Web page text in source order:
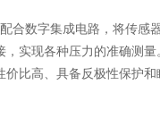
数字集成电路，将传感
实现各种压力的准确测
比高、具备反极性保护